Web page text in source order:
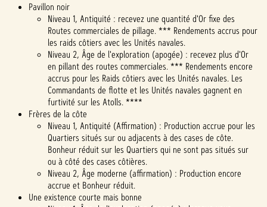
e.
Pavillon noir
Niveau 1, Antiquité : recevez une quantité d'Or fixe des
Routes commerciales de pillage. *** Rendements accrus pour
les raids côtiers avec les Unités navales.
Niveau 2, Âge de l'exploration (apogée) : recevez plus d'Or
en pillant des routes commerciales. *** Rendements encore
accrus pour les Raids côtiers avec les Unités navales. Les
Commandants de flotte et les Unités navales gagnent en
furtivité sur les Atolls. ****
Frères de la côte
Niveau 1, Antiquité (Affirmation) : Production accrue pour les
Quartiers situés sur ou adjacents à des cases de côte.
Bonheur réduit sur les Quartiers qui ne sont pas situés sur
ou à côté des cases côtières.
Niveau 2, Âge moderne (affirmation) : Production encore
accrue et Bonheur réduit.
Une existence courte mais bonne